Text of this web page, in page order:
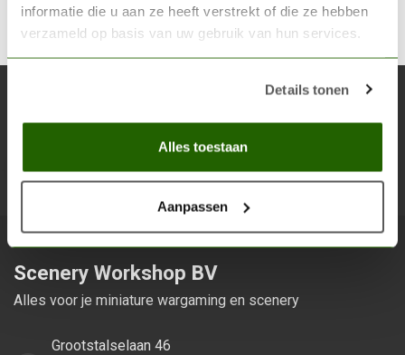
informatie die u aan ze heeft verstrekt of die ze hebben
verzameld op basis van uw gebruik van hun services.
Details tonen
Alles toestaan
Aanpassen
Blijf op de hoogte over onze laatste acties
Scenery Workshop BV
Alles voor je miniature wargaming en scenery
Grootstalselaan 46